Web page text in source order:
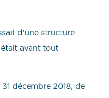
d’une structure
avant tout
décembre 2018, de